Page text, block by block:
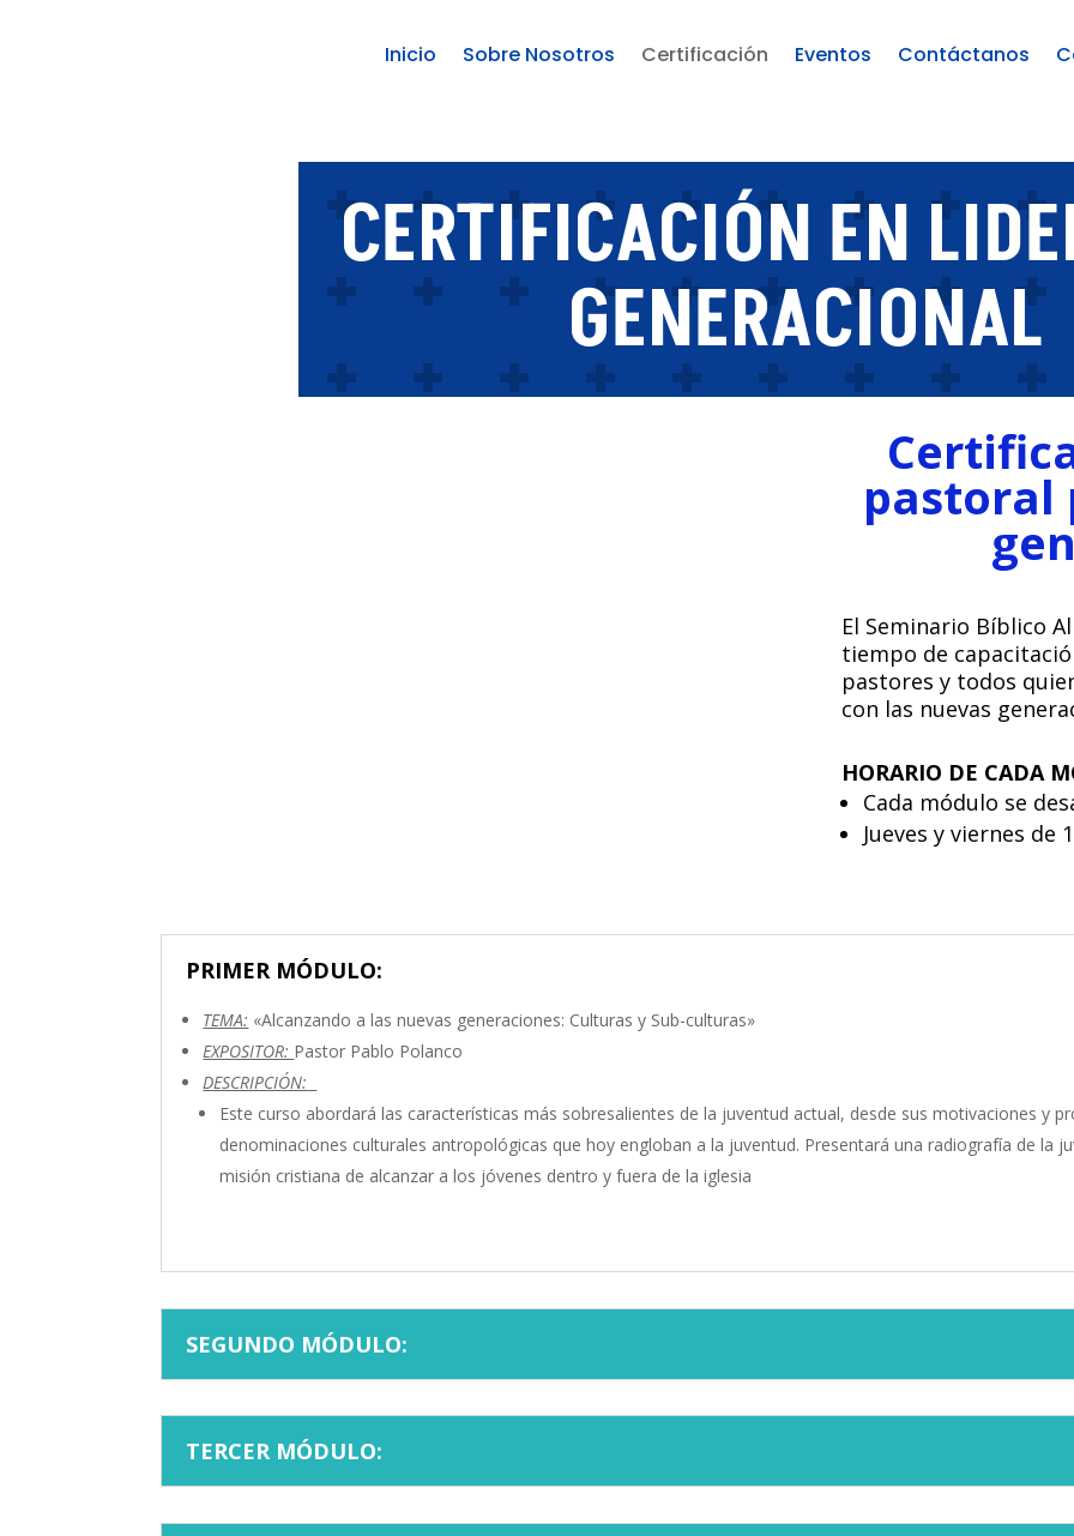
Inicio Sobre Nosotros Certificación Eventos Contáctanos
CERTIFICACIÓN EN
GENERACIONAL
pastoral
El Seminario Bíblico
tiempo de
pastores y todos
con las nuevas
HORARIO DE CADA
Cada módulo se
Jueves y viernes de
PRIMER MÓDULO:
TEMA: «Alcanzando a las nuevas generaciones: Culturas y Sub-culturas»
EXPOSITOR: Pastor Pablo Polanco
DESCRIPCIÓN:
Este curso abordará las características más sobresalientes de la juventud actual, desde sus motivaciones y
denominaciones culturales antropológicas que hoy engloban a la juventud. Presentará una radiografía de la
misión cristiana de alcanzar a los jóvenes dentro y fuera de la iglesia
SEGUNDO MÓDULO:
TERCER MÓDULO: